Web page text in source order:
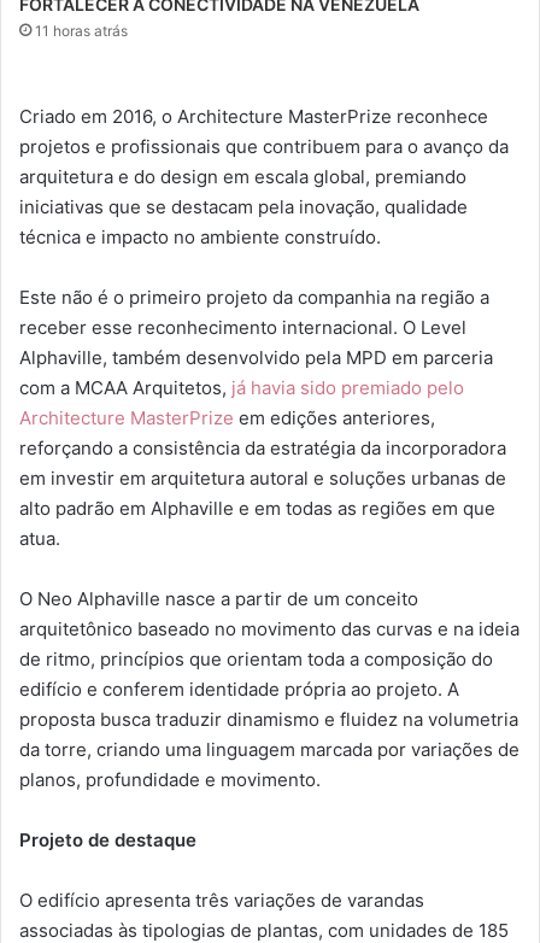
FORTALECER A CONECTIVIDADE NA VENEZUELA
11 horas atrás
Criado em 2016, o Architecture MasterPrize reconhece
projetos e profissionais que contribuem para o avanço da
arquitetura e do design em escala global, premiando
iniciativas que se destacam pela inovação, qualidade
técnica e impacto no ambiente construído.
Este não é o primeiro projeto da companhia na região a
receber esse reconhecimento internacional. O Level
Alphaville, também desenvolvido pela MPD em parceria
com a MCAA Arquitetos, já havia sido premiado pelo
Architecture MasterPrize em edições anteriores,
reforçando a consistência da estratégia da incorporadora
em investir em arquitetura autoral e soluções urbanas de
alto padrão em Alphaville e em todas as regiões em que
atua.
O Neo Alphaville nasce a partir de um conceito
arquitetônico baseado no movimento das curvas e na ideia
de ritmo, princípios que orientam toda a composição do
edifício e conferem identidade própria ao projeto. A
proposta busca traduzir dinamismo e fluidez na volumetria
da torre, criando uma linguagem marcada por variações de
planos, profundidade e movimento.
Projeto de destaque
O edifício apresenta três variações de varandas
associadas às tipologias de plantas, com unidades de 185